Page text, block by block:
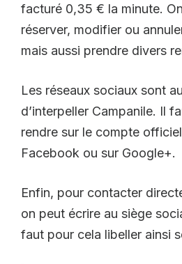
facturé 0,35 € la minute.
réserver, modifier ou
mais aussi prendre divers
Les réseaux sociaux sont
d’interpeller Campanile. Il
rendre sur le compte
Facebook ou sur Google+.
Enfin, pour contacter
on peut écrire au siège
faut pour cela libeller ainsi